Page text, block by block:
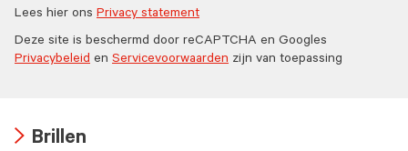
Lees hier ons Privacy statement
Deze site is beschermd door reCAPTCHA en Googles
Privacybeleid en Servicevoorwaarden zijn van toepassing
Brillen